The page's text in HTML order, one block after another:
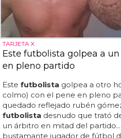
TARJETA X
Este futbolista golpea a
en pleno partido
Este futbolista golpea a otro
colmo) con el pene en pleno
quedado reflejado rubén
futbolista desnudo que trató
un árbitro en mitad del
bustamante jugador de fútbol